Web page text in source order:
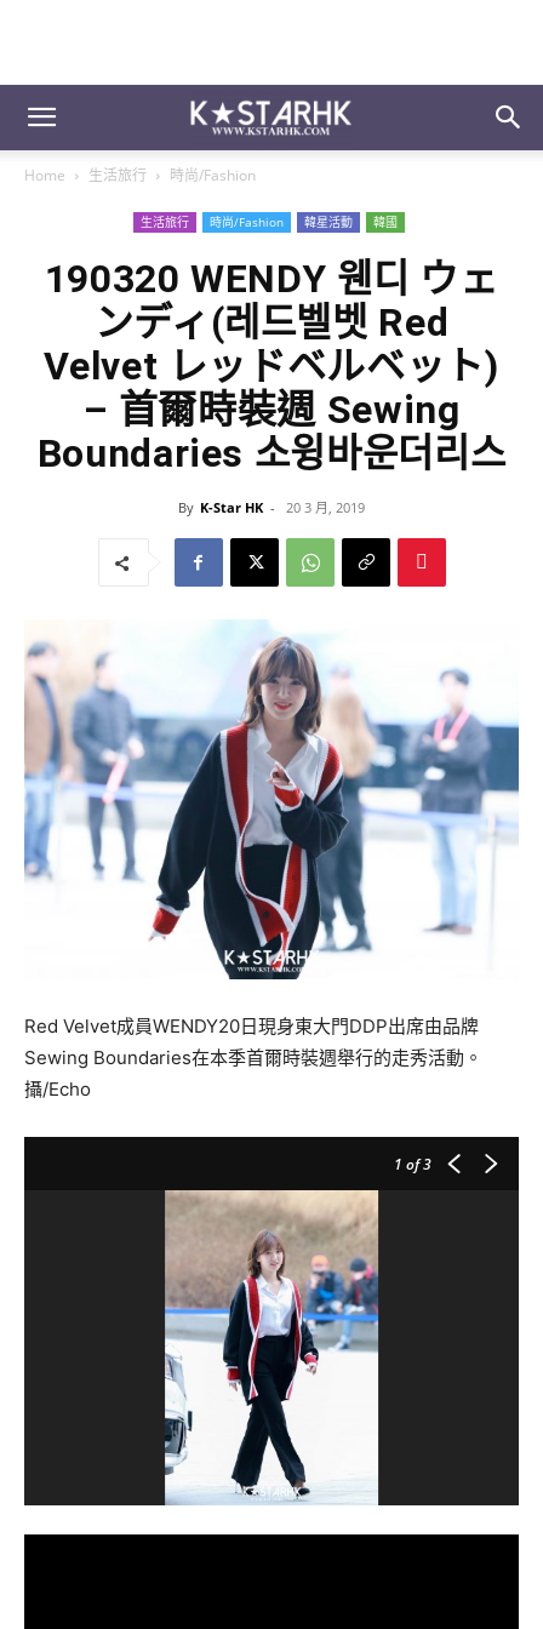
Home 生活旅行 時尚/Fashion
生活旅行 時尚/Fashion 韓星活動 韓國
190320 WENDY 웬디 ウェ
ンディ(레드벨벳 Red
Velvet レッドベルベット)
– 首爾時裝週 Sewing
Boundaries 소윙바운더리스
By K-Star HK - 20 3 月, 2019
Red Velvet成員WENDY20日現身東大門DDP出席由品牌
Sewing Boundaries在本季首爾時裝週舉行的走秀活動。
攝/Echo
1 of 3